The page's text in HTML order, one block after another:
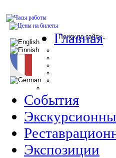
Главная
События
Экспозиции